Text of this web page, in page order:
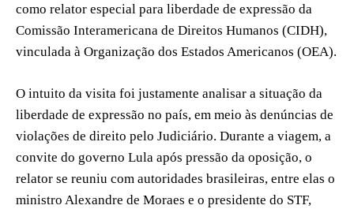
como relator especial para liberdade de expressão da
Comissão Interamericana de Direitos Humanos (CIDH),
vinculada à Organização dos Estados Americanos (OEA).
O intuito da visita foi justamente analisar a situação da
liberdade de expressão no país, em meio às denúncias de
violações de direito pelo Judiciário. Durante a viagem, a
convite do governo Lula após pressão da oposição, o
relator se reuniu com autoridades brasileiras, entre elas o
ministro Alexandre de Moraes e o presidente do STF,